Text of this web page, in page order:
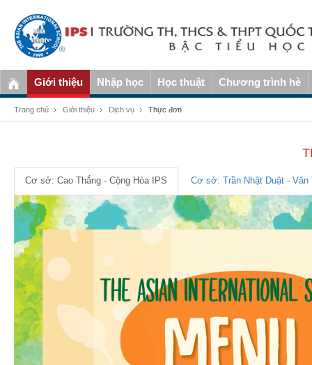
Giới thiệu Nhập học Học thuật Chương trình hè
Trang chủ Giới thiệu Dịch vụ Thực đơn
Cơ sở: Cao Thắng - Cộng Hòa IPS Cơ sở: Trần Nhật Duật -